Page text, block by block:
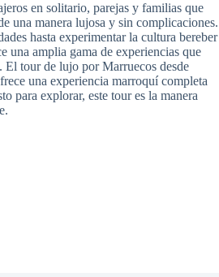
en solitario, parejas y familias que
una manera lujosa y sin complicaciones.
hasta experimentar la cultura bereber
una amplia gama de experiencias que
El tour de lujo por Marruecos desde
una experiencia marroquí completa
para explorar, este tour es la manera